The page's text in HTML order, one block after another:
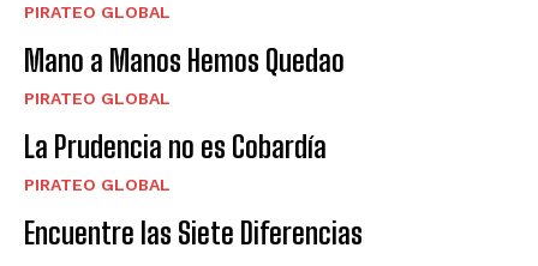
PIRATEO GLOBAL
Mano a Manos Hemos Quedao
PIRATEO GLOBAL
La Prudencia no es Cobardía
PIRATEO GLOBAL
Encuentre las Siete Diferencias